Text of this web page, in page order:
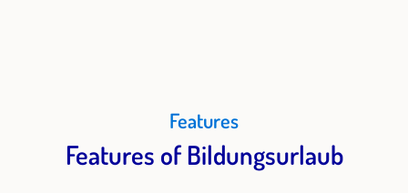
Features
Features of Bildungsurlaub